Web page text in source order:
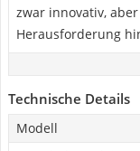
zwar innovativ,
Herausforderung
Technische Details
Modell